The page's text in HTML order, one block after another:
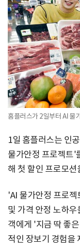
홈플러스가 2일부터 AI 물
1일 홈플러스는 인
물가안정 프로젝트'
해 첫 할인 프로모
'AI 물가안정 프로
및 가격 안정 노하
객에게 '지금 딱 좋
적인 장보기 경험을